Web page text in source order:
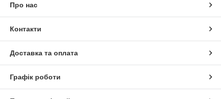
Про нас
Контакти
Доставка та оплата
Графік роботи